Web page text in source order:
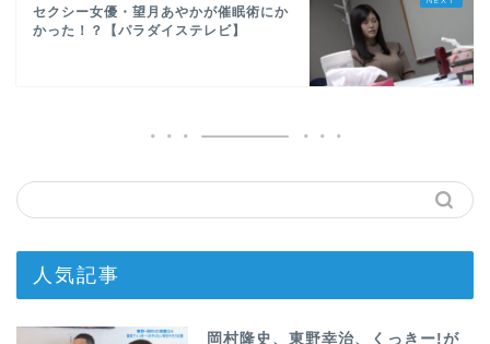
セクシー女優・望月あやかが催眠術にか
かった！？【パラダイステレビ】
人気記事
岡村隆史、東野幸治、くっきー!が